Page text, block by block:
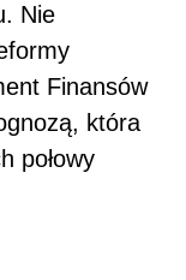
Nie
Finansów
która
połowy